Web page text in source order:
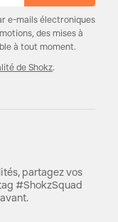
e-mails électroniques
des mises à
à tout moment.
de Shokz.
partagez vos
#ShokzSquad